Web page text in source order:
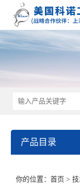
产品目录
你的位置：首页 >